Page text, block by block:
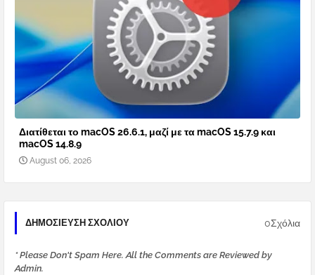
Διατίθεται το macOS 26.6.1, μαζί με τα macOS 15.7.9 και
macOS 14.8.9
August 06, 2026
ΔΗΜΟΣΊΕΥΣΗ ΣΧΟΛΊΟΥ 0Σχόλια
* Please Don't Spam Here. All the Comments are Reviewed by
Admin.